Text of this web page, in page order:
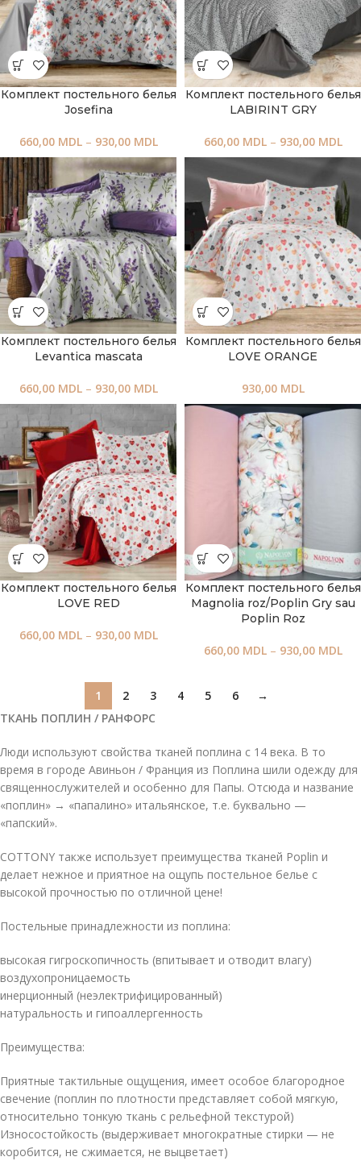
Комплект постельного белья
Josefina
660,00 MDL – 930,00 MDL
Комплект постельного белья
LABIRINT GRY
660,00 MDL – 930,00 MDL
Комплект постельного белья
Levantica mascata
660,00 MDL – 930,00 MDL
Комплект постельного белья
LOVE ORANGE
930,00 MDL
Комплект постельного белья
LOVE RED
660,00 MDL – 930,00 MDL
Комплект постельного белья
Magnolia roz/Poplin Gry sau
Poplin Roz
660,00 MDL – 930,00 MDL
1 2 3 4 5 6
→
ТКАНЬ ПОПЛИН / РАНФОРС
Люди используют свойства тканей поплина с 14 века. В то
время в городе Авиньон / Франция из Поплина шили одежду для
священнослужителей и особенно для Папы. Отсюда и название
«поплин» → «папалино» итальянское, т.е. буквально —
«папский».
COTTONY также использует преимущества тканей Poplin и
делает нежное и приятное на ощупь постельное белье с
высокой прочностью по отличной цене!
Постельные принадлежности из поплина:
высокая гигроскопичность (впитывает и отводит влагу)
воздухопроницаемость
инерционный (неэлектрифицированный)
натуральность и гипоаллергенность
Преимущества:
Приятные тактильные ощущения, имеет особое благородное
свечение (поплин по плотности представляет собой мягкую,
относительно тонкую ткань с рельефной текстурой)
Износостойкость (выдерживает многократные стирки — не
коробится, не сжимается, не выцветает)